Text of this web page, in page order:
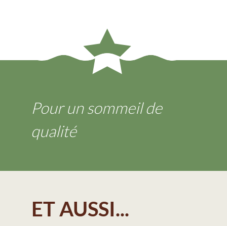
Pour un sommeil de
qualité
ET AUSSI...